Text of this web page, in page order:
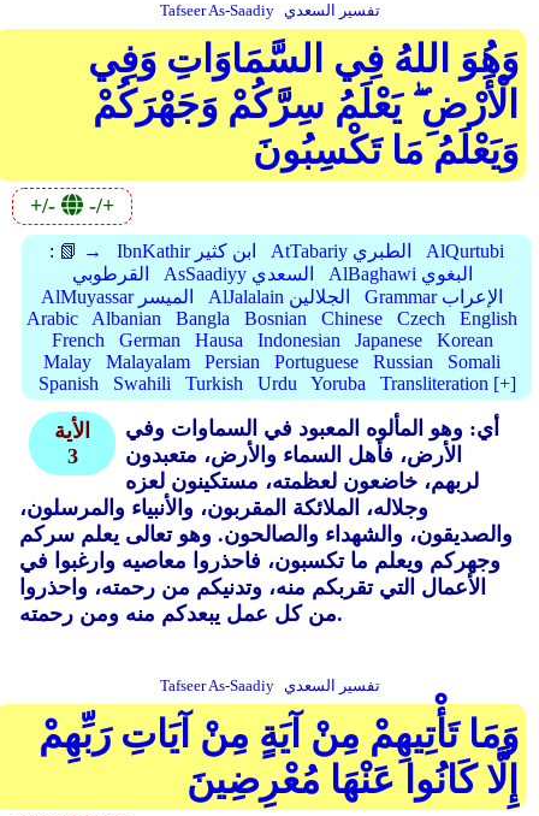
Tafseer As-Saadiy تفسير السعدي
وَهُوَ اللهُ فِي السَّمَاوَاتِ وَفِي
الْأَرْضِ ۖ يَعْلَمُ سِرَّكُمْ وَجَهْرَكُمْ
وَيَعْلَمُ مَا تَكْسِبُونَ
+/- -/+
: 📗 → IbnKathir ابن كثير AtTabariy الطبري
AlQurtubi
القرطوبي
AsSaadiyy السعدي
AlBaghawi البغوي
AlMuyassar الميسر
AlJalalain الجلالين
Grammar الإعراب
Arabic
Albanian Bangla Bosnian Chinese Czech
English
French
German Hausa Indonesian Japanese
Korean
Malay
Malayalam Persian Portuguese Russian
Somali
Spanish
Swahili Turkish Urdu Yoruba Transliteration [+]
الأية
3
أي: وهو المألوه المعبود في السماوات وفي
الأرض، فأهل السماء والأرض، متعبدون
لربهم، خاضعون لعظمته، مستكينون لعزه
وجلاله، الملائكة المقربون، والأنبياء والمرسلون،
والصديقون، والشهداء والصالحون. وهو تعالى يعلم سركم
وجهركم ويعلم ما تكسبون، فاحذروا معاصيه وارغبوا في
الأعمال التي تقربكم منه، وتدنيكم من رحمته، واحذروا
من كل عمل يبعدكم منه ومن رحمته.
Tafseer As-Saadiy تفسير السعدي
وَمَا تَأْتِيهِمْ مِنْ آيَةٍ مِنْ آيَاتِ رَبِّهِمْ
إِلَّا كَانُوا عَنْهَا مُعْرِضِينَ